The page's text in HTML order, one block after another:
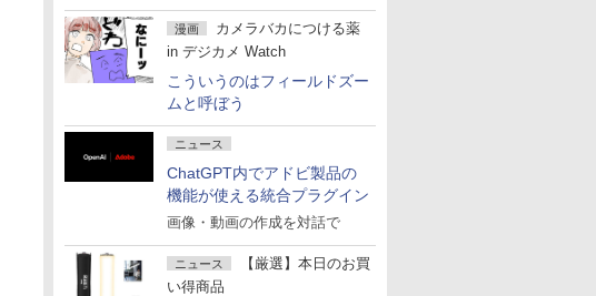
漫画
カメラバカにつける薬
in デジカメ Watch
こういうのはフィールドズー
ムと呼ぼう
ニュース
ChatGPT内でアドビ製品の
機能が使える統合プラグイン
画像・動画の作成を対話で
ニュース
【厳選】本日のお買
い得商品